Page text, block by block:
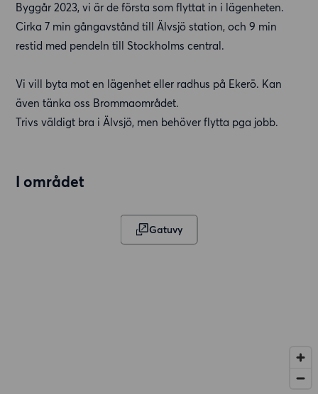
Byggår 2023, vi är de första som flyttat in i lägenheten.
Cirka 7 min gångavstånd till Älvsjö station, och 9 min
restid med pendeln till Stockholms central.
Vi vill byta mot en lägenhet eller radhus på Ekerö. Kan
även tänka oss Brommaområdet.
Trivs väldigt bra i Älvsjö, men behöver flytta pga jobb.
I området
Gatuvy